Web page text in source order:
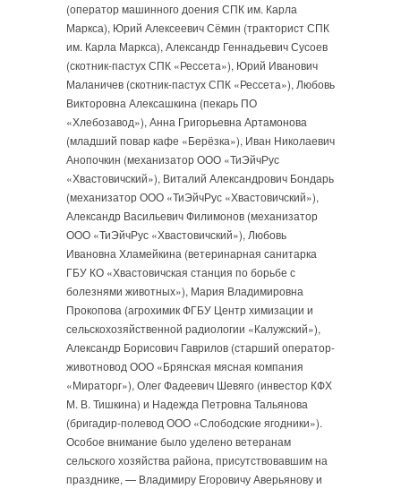
(оператор машинного доения СПК им. Карла
Маркса), Юрий Алексеевич Сёмин (тракторист СПК
им. Карла Маркса), Александр Геннадьевич Сусоев
(скотник-пастух СПК «Рессета»), Юрий Иванович
Маланичев (скотник-пастух СПК «Рессета»), Любовь
Викторовна Алексашкина (пекарь ПО
«Хлебозавод»), Анна Григорьевна Артамонова
(младший повар кафе «Берёзка»), Иван Николаевич
Анопочкин (механизатор ООО «ТиЭйчРус
«Хвастовичский»), Виталий Александрович Бондарь
(механизатор ООО «ТиЭйчРус «Хвастовичский»),
Александр Васильевич Филимонов (механизатор
ООО «ТиЭйчРус «Хвастовичский»), Любовь
Ивановна Хламейкина (ветеринарная санитарка
ГБУ КО «Хвастовичская станция по борьбе с
болезнями животных»), Мария Владимировна
Прокопова (агрохимик ФГБУ Центр химизации и
сельскохозяйственной радиологии «Калужский»),
Александр Борисович Гаврилов (старший оператор-
животновод ООО «Брянская мясная компания
«Мираторг»), Олег Фадеевич Шевяго (инвестор КФХ
М. В. Тишкина) и Надежда Петровна Тальянова
(бригадир-полевод ООО «Слободские ягодники»).
Особое внимание было уделено ветеранам
сельского хозяйства района, присутствовавшим на
празднике, — Владимиру Егоровичу Аверьянову и